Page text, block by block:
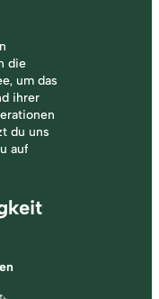
die
um das
ihrer
du uns
auf